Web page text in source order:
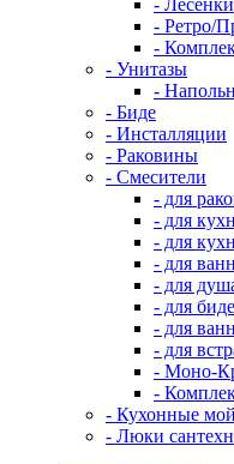
- Ретро/
-
- Унитазы
-
- Биде
- Инсталляции
- Раковины
- Смесители
- для
- для
- для
- для
- для
- для биде
- для
- для
- Моно-
-
- Кухонные
- Люки